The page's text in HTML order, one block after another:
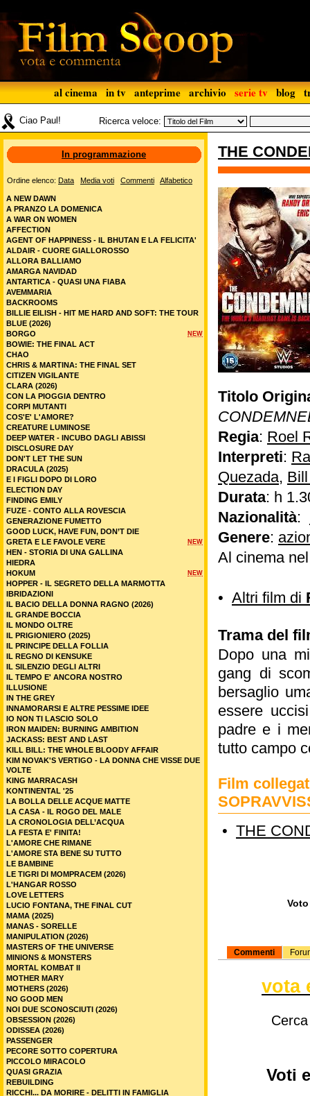
al cinema in tv anteprime archivio serie tv blog
Ciao Paul! Ricerca veloce:
THE
Titolo
Regia: Roel
Interpreti:
Quezada,
Durata: h
Nazionalità:
Genere:
Al cinema
• Altri film di
Trama del
Dopo una
gang di
bersaglio
essere
padre e i
tutto campo
Film
• THE
Commenti
vota
Voti
In programmazione
Ordine elenco: Data Media voti Commenti Alfabetico
A NEW DAWN
A PRANZO LA DOMENICA
A WAR ON WOMEN
AFFECTION
AGENT OF HAPPINESS - IL BHUTAN E LA FELICITA'
ALDAIR - CUORE GIALLOROSSO
ALLORA BALLIAMO
AMARGA NAVIDAD
ANTARTICA - QUASI UNA FIABA
AVEMMARIA
BACKROOMS
BILLIE EILISH - HIT ME HARD AND SOFT: THE TOUR
BLUE (2026)
NEW
BORGO
BOWIE: THE FINAL ACT
CHAO
CHRIS & MARTINA: THE FINAL SET
CITIZEN VIGILANTE
CLARA (2026)
CON LA PIOGGIA DENTRO
CORPI MUTANTI
COS'E' L'AMORE?
CREATURE LUMINOSE
DEEP WATER - INCUBO DAGLI ABISSI
DISCLOSURE DAY
DON'T LET THE SUN
DRACULA (2025)
E I FIGLI DOPO DI LORO
ELECTION DAY
FINDING EMILY
FUZE - CONTO ALLA ROVESCIA
GENERAZIONE FUMETTO
GOOD LUCK, HAVE FUN, DON’T DIE
NEW
GRETA E LE FAVOLE VERE
HEN - STORIA DI UNA GALLINA
HIEDRA
NEW
HOKUM
HOPPER - IL SEGRETO DELLA MARMOTTA
IBRIDAZIONI
IL BACIO DELLA DONNA RAGNO (2026)
IL GRANDE BOCCIA
IL MONDO OLTRE
IL PRIGIONIERO (2025)
IL PRINCIPE DELLA FOLLIA
IL REGNO DI KENSUKE
IL SILENZIO DEGLI ALTRI
IL TEMPO E' ANCORA NOSTRO
ILLUSIONE
IN THE GREY
INNAMORARSI E ALTRE PESSIME IDEE
IO NON TI LASCIO SOLO
IRON MAIDEN: BURNING AMBITION
JACKASS: BEST AND LAST
KILL BILL: THE WHOLE BLOODY AFFAIR
KIM NOVAK'S VERTIGO - LA DONNA CHE VISSE DUE
VOLTE
KING MARRACASH
KONTINENTAL '25
LA BOLLA DELLE ACQUE MATTE
LA CASA - IL ROGO DEL MALE
LA CRONOLOGIA DELL’ACQUA
LA FESTA E' FINITA!
L'AMORE CHE RIMANE
L'AMORE STA BENE SU TUTTO
LE BAMBINE
LE TIGRI DI MOMPRACEM (2026)
L'HANGAR ROSSO
LOVE LETTERS
LUCIO FONTANA, THE FINAL CUT
MAMA (2025)
MANAS - SORELLE
MANIPULATION (2026)
MASTERS OF THE UNIVERSE
MINIONS & MONSTERS
MORTAL KOMBAT II
MOTHER MARY
MOTHERS (2026)
NO GOOD MEN
NOI DUE SCONOSCIUTI (2026)
OBSESSION (2026)
ODISSEA (2026)
PASSENGER
PECORE SOTTO COPERTURA
PICCOLO MIRACOLO
QUASI GRAZIA
REBUILDING
RICCHI... DA MORIRE - DELITTI IN FAMIGLIA